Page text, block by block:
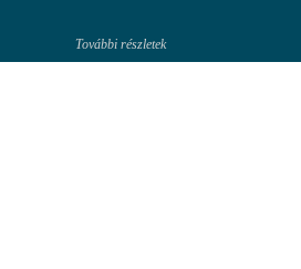
További részletek